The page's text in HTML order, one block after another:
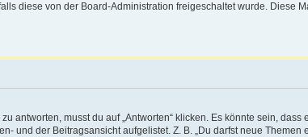
diese von der Board-Administration freigeschaltet wurde. Diese
antworten, musst du auf „Antworten“ klicken. Es könnte sein, dass
der Beitragsansicht aufgelistet. Z. B. „Du darfst neue Themen